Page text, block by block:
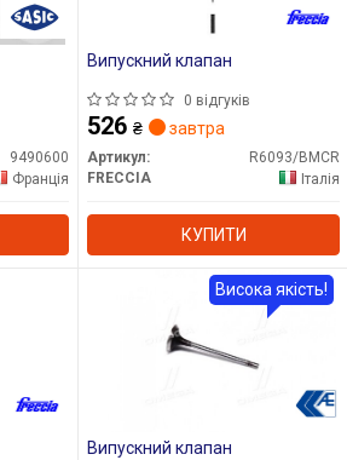
9490600
Франція
Випускний клапан
0 відгуків
526 ₴ завтра
Артикул:
R6093/BMCR
FRECCIA
Італія
КУПИТИ
Випускний клапан
Висока якість!